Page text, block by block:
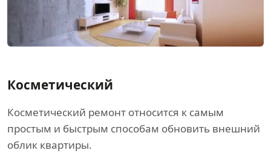
Косметический
Косметический ремонт относится к самым
простым и быстрым способам обновить внешний
облик квартиры.